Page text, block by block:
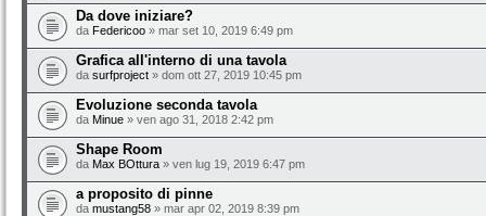
Da dove iniziare?
da Federicoo » mar set 10, 2019 6:49 pm
Grafica all'interno di una tavola
da surfproject » dom ott 27, 2019 10:45 pm
Evoluzione seconda tavola
da Minue » ven ago 31, 2018 2:42 pm
Shape Room
da Max BOttura » ven lug 19, 2019 6:47 pm
a proposito di pinne
da mustang58 » mar apr 02, 2019 8:39 pm